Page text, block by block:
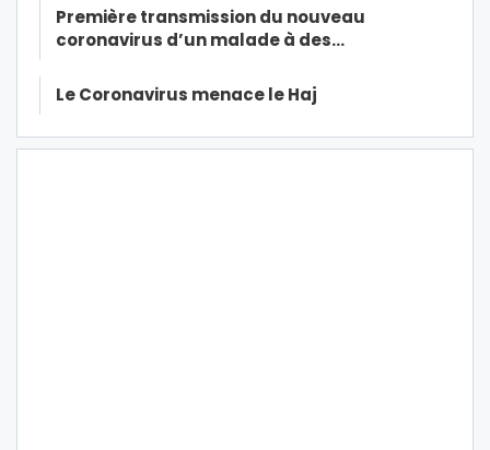
Première transmission du nouveau
coronavirus d’un malade à des…
Le Coronavirus menace le Haj